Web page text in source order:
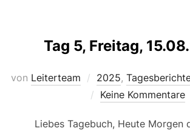
Tag 5, Freitag,
von Leiterteam 2025,
Keine Kommentare
Liebes Tagebuch, Heute Morgen